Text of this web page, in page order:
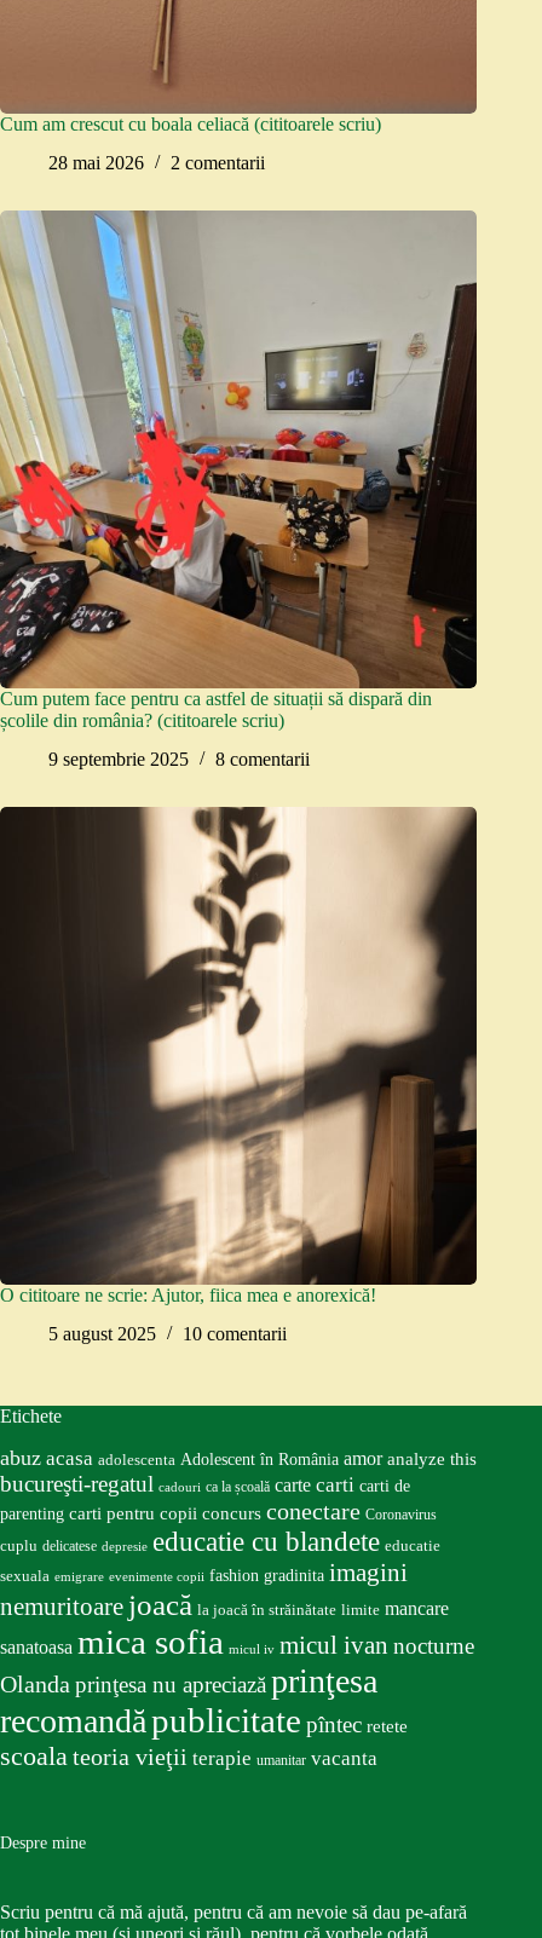
Cum am crescut cu boala celiacă (cititoarele scriu)
28 mai 2026
2 comentarii
Cum putem face pentru ca astfel de situații să dispară din
școlile din românia? (cititoarele scriu)
9 septembrie 2025
8 comentarii
O cititoare ne scrie: Ajutor, fiica mea e anorexică!
5 august 2025
10 comentarii
Etichete
abuz acasa adolescenta Adolescent în România amor analyze this
bucureşti-regatul cadouri ca la școală carte carti carti de
parenting carti pentru copii concurs conectare Coronavirus
cuplu delicatese depresie educatie cu blandete educatie
sexuala emigrare evenimente copii fashion gradinita imagini
nemuritoare joacă la joacă în străinătate limite mancare
sanatoasa mica sofia micul iv micul ivan nocturne
Olandaprinţesa nu apreciazăprinţesa
recomandăpublicitate pîntec retete
scoalateoria vieţii terapie umanitar vacanta
Despre mine
Scriu pentru că mă ajută, pentru că am nevoie să dau pe-afară